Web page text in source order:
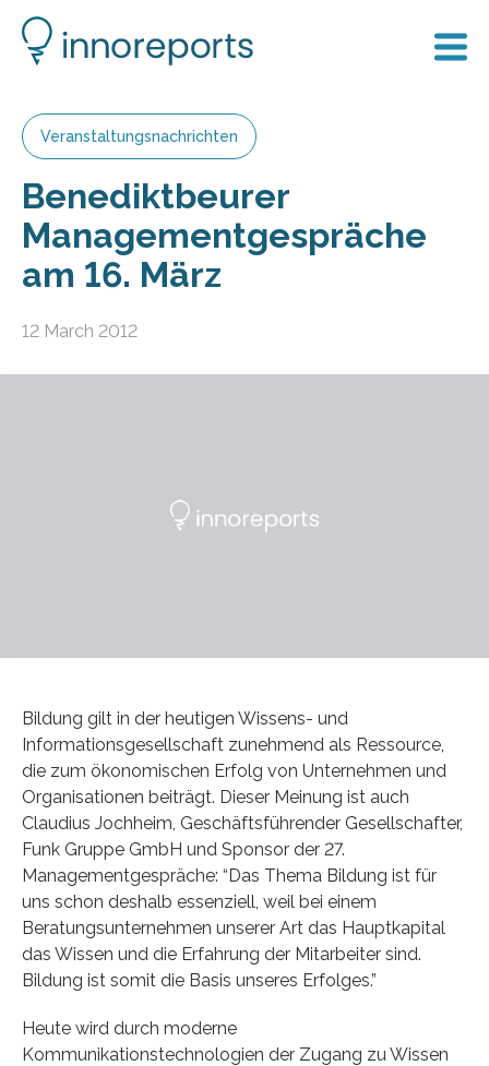
Veranstaltungsnachrichten
Benediktbeurer
Managementgespräche
am 16. März
12 March 2012
Bildung gilt in der heutigen Wissens- und
Informationsgesellschaft zunehmend als Ressource,
die zum ökonomischen Erfolg von Unternehmen und
Organisationen beiträgt. Dieser Meinung ist auch
Claudius Jochheim, Geschäftsführender Gesellschafter,
Funk Gruppe GmbH und Sponsor der 27.
Managementgespräche: “Das Thema Bildung ist für
uns schon deshalb essenziell, weil bei einem
Beratungsunternehmen unserer Art das Hauptkapital
das Wissen und die Erfahrung der Mitarbeiter sind.
Bildung ist somit die Basis unseres Erfolges.”
Heute wird durch moderne
Kommunikationstechnologien der Zugang zu Wissen